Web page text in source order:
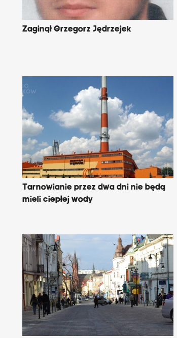
Zaginął Grzegorz Jędrzejek
Tarnowianie przez dwa dni nie będą
mieli ciepłej wody